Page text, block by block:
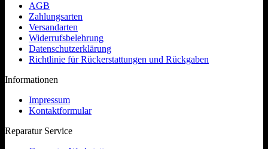
AGB
Zahlungsarten
Versandarten
Widerrufsbelehrung
Datenschutzerklärung
Richtlinie für Rückerstattungen und Rückgaben
Informationen
Impressum
Kontaktformular
Reparatur Service